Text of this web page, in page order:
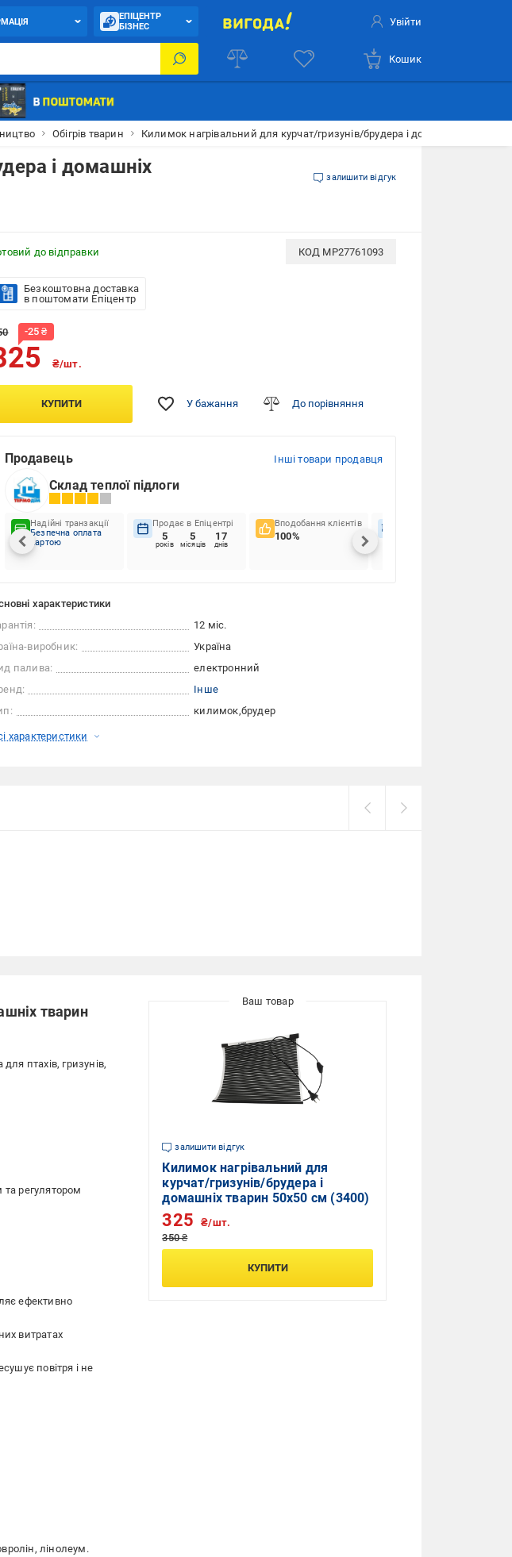
ЕПІЦЕНТР
БІЗНЕС
Увійти
Кошик
Обігрів тварин Килимок нагрівальний для курчат/гризунів/брудера і домашніх тварин
і домашніх
залишити відгук
до відправки КОД MP27761093
Безкоштовна доставка
в поштомати Епіцентр
-25 ₴
₴/шт.
КУПИТИ У бажання До порівняння
Продавець Інші товари продавця
Склад теплої підлоги
Надійні транзакції
Безпечна оплата
картою
Продає в Епіцентрі
5
років
5
місяців
17
днів
Вподобання клієнтів
100%
характеристики
12 міс.
виробник:
Україна
палива:
електронний
Інше
килимок брудер
характеристики
тварин
птахів, гризунів,
регулятором
ефективно
витратах
повітря і не
лінолеум.
залишити відгук
Килимок нагрівальний для
курчат/гризунів/брудера і
домашніх тварин 50х50 см (3400)
350 ₴
325 ₴/шт.
КУПИТИ